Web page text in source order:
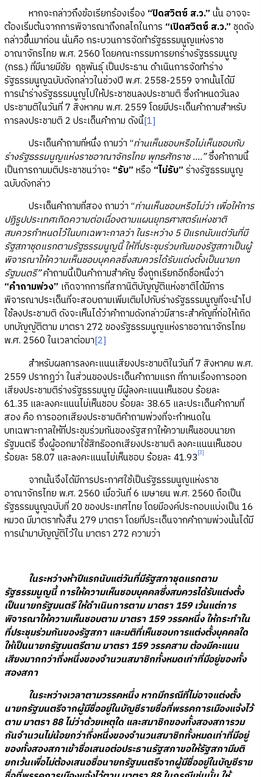
หากจะกล่าวถึงข้อเรียกร้องเรื่อง “ปิดสวิตซ์ ส.ว.” นั้น อาจจะ
ต้องเริ่มต้นจากการพิจารณาถึงกลไกในการ “เปิดสวิตซ์ ส.ว.” ชุดดัง
กล่าวขึ้นมาก่อน นั่นคือ กระบวนการจัดทำรัฐธรรมนูญแห่งราช
อาณาจักรไทย พ.ศ. 2560 โดยคณะกรรมการยกร่างรัฐธรรมนูญ
(กรธ.) ที่มีนายมีชัย ฤชุพันธุ์ เป็นประธาน ดำเนินการจัดทำร่าง
รัฐธรรมนูญฉบับดังกล่าวในช่วงปี พ.ศ. 2558-2559 จากนั้นได้มี
การนำร่างรัฐธรรมนูญไปให้ประชาชนลงประชามติ ซึ่งกำหนดวันลง
ประชามติในวันที่ 7 สิงหาคม พ.ศ. 2559 โดยมีประเด็นคำถามสำหรับ
การลงประชามติ 2 ประเด็นคำถาม ดังนี้[1]
ประเด็นคำถามที่หนึ่ง ถามว่า “ท่านเห็นชอบหรือไม่เห็นชอบกับ
ร่างรัฐธรรมนูญแห่งราชอาณาจักรไทย พุทธศักราช ....”ซึ่งคำถามนี้
เป็นการถามมติประชาชนว่าจะ “รับ” หรือ “ไม่รับ” ร่างรัฐธรรมนูญ
ฉบับดังกล่าว
ประเด็นคำถามที่สอง ถามว่า “ท่านเห็นชอบหรือไม่ว่า เพื่อให้การ
ปฏิรูปประเทศเกิดความต่อเนื่องตามแผนยุทธศาสตร์แห่งชาติ
สมควรกำหนดไว้ในบทเฉพาะกาลว่า ในระหว่าง 5 ปีแรกนับแต่วันที่มี
รัฐสภาชุดแรกตามรัฐธรรมนูญนี้ ให้ที่ประชุมร่วมกันของรัฐสภาเป็นผู้
พิจารณาให้ความเห็นชอบบุคคลซึ่งสมควรได้รับแต่งตั้งเป็นนายก
รัฐมนตรี”คำถามนี้เป็นคำถามสำคัญ ซึ่งถูกเรียกอีกชื่อหนึ่งว่า
“คำถามพ่วง” เกิดจากการที่สภานิติบัญญัติแห่งชาติได้มีการ
พิจารณาประเด็นที่จะสอบถามเพิ่มเติมไปกับร่างรัฐธรรมนูญที่จะนำไป
ใช้ลงประชามติ ดังจะเห็นได้ว่าคำถามดังกล่าวมีสาระสำคัญที่ก่อให้เกิด
บทบัญญัติตาม มาตรา 272 ของรัฐธรรมนูญแห่งราชอาณาจักรไทย
พ.ศ. 2560 ในเวลาต่อมา[2]
สำหรับผลการลงคะแนนเสียงประชามติในวันที่ 7 สิงหาคม พ.ศ.
2559 ปรากฏว่า ในส่วนของประเด็นคำถามแรก ที่ถามเรื่องการออก
เสียงประชามติร่างรัฐธรรมนูญ มีผู้ลงคะแนนเห็นชอบ ร้อยละ
61.35 และลงคะแนนไม่เห็นชอบ ร้อยละ 38.65 และประเด็นคำถามที่
สอง คือ การออกเสียงประชามติคำถามพ่วงที่จะกำหนดใน
บทเฉพาะกาลให้ที่ประชุมร่วมกันของรัฐสภาให้ความเห็นชอบนายก
รัฐมนตรี ซึ่งผู้ออกมาใช้สิทธิออกเสียงประชามติ ลงคะแนนเห็นชอบ
ร้อยละ 58.07 และลงคะแนนไม่เห็นชอบ ร้อยละ 41.93[3]
จากนั้นจึงได้มีการประกาศใช้เป็นรัฐธรรมนูญแห่งราช
อาณาจักรไทย พ.ศ. 2560 เมื่อวันที่ 6 เมษายน พ.ศ. 2560 ถือเป็น
รัฐธรรมนูญฉบับที่ 20 ของประเทศไทย โดยมีองค์ประกอบแบ่งเป็น 16
หมวด มีมาตราทั้งสิ้น 279 มาตรา โดยที่ประเด็นจากคำถามพ่วงนั้นได้มี
การนำมาบัญญัติไว้ใน มาตรา 272 ความว่า
ในระหว่างห้าปีแรกนับแต่วันที่มีรัฐสภาชุดแรกตาม
รัฐธรรมนูญนี้ การให้ความเห็นชอบบุคคลซึ่งสมควรได้รับแต่งตั้ง
เป็นนายกรัฐมนตรี ให้ดำเนินการตาม มาตรา 159 เว้นแต่การ
พิจารณาให้ความเห็นชอบตาม มาตรา 159 วรรคหนึ่ง ให้กระทำใน
ที่ประชุมร่วมกันของรัฐสภา และมติที่เห็นชอบการแต่งตั้งบุคคลใด
ให้เป็นนายกรัฐมนตรีตาม มาตรา 159 วรรคสาม ต้องมีคะแนน
เสียงมากกว่ากึ่งหนึ่งของจำนวนสมาชิกทั้งหมดเท่าที่มีอยู่ของทั้ง
สองสภา
ในระหว่างเวลาตามวรรคหนึ่ง หากมีกรณีที่ไม่อาจแต่งตั้ง
นายกรัฐมนตรีจากผู้มีชื่ออยู่ในบัญชีรายชื่อที่พรรคการเมืองแจ้งไว้
ตาม มาตรา 88 ไม่ว่าด้วยเหตุใด และสมาชิกของทั้งสองสภารวม
กันจำนวนไม่น้อยกว่ากึ่งหนึ่งของจำนวนสมาชิกทั้งหมดเท่าที่มีอยู่
ของทั้งสองสภาเข้าชื่อเสนอต่อประธานรัฐสภาขอให้รัฐสภามีมติ
ยกเว้นเพื่อไม่ต้องเสนอชื่อนายกรัฐมนตรีจากผู้มีชื่ออยู่ในบัญชีราย